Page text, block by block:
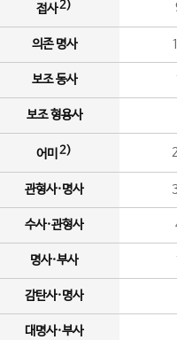
접사2)
의존 명사
보조 동사
보조 형용사
어미 2)
관형사·명사
수사·관형사
명사·부사
감탄사·명사
대명사·부사